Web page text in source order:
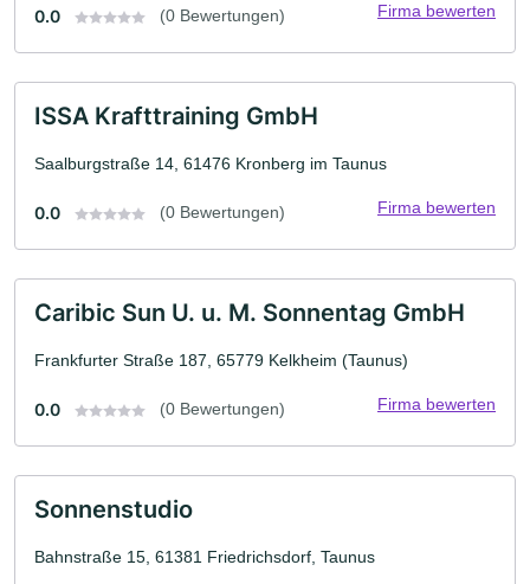
0.0 (0 Bewertungen) Firma bewerten
ISSA Krafttraining GmbH
Saalburgstraße 14, 61476 Kronberg im Taunus
0.0 (0 Bewertungen) Firma bewerten
Caribic Sun U. u. M. Sonnentag GmbH
Frankfurter Straße 187, 65779 Kelkheim (Taunus)
0.0 (0 Bewertungen) Firma bewerten
Sonnenstudio
Bahnstraße 15, 61381 Friedrichsdorf, Taunus